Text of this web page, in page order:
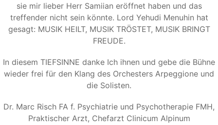
sie mir lieber Herr Samiian eröffnet haben und das
treffender nicht sein könnte. Lord Yehudi Menuhin hat
gesagt: MUSIK HEILT, MUSIK TRÖSTET, MUSIK BRINGT
FREUDE.
In diesem TIEFSINNE danke Ich ihnen und gebe die Bühne
wieder frei für den Klang des Orchesters Arpeggione und
die Solisten.
Dr. Marc Risch FA f. Psychiatrie und Psychotherapie FMH,
Praktischer Arzt, Chefarzt Clinicum Alpinum